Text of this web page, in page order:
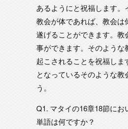
あるようにと祝福します。
教会が体であれば、教会は
遂げることができます。教
事ができます。そのような
起こされることを祝福しま
となっているそのような教
う。
Q1. マタイの16章18節にお
単語は何ですか？